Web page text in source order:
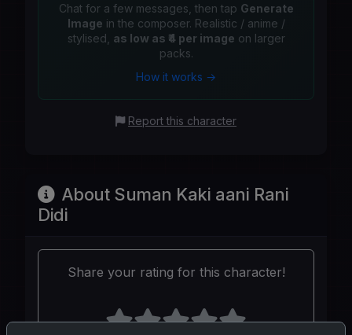
Chat for a few messages, then tap Generate
Image in the composer. Realistic / anime /
stylised, as low as ₹4 per image on larger
packs.
How it works →
Report this character
About Suman Kaki aani Rani
Didi
Share your rating for this character!